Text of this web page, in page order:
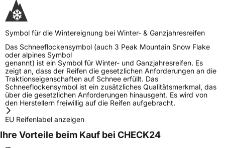
Symbol für die Wintereignung bei Winter- & Ganzjahresreifen
Das Schneeflockensymbol (auch 3 Peak Mountain Snow Flake
oder alpines Symbol
genannt) ist ein Symbol für Winter- und Ganzjahresreifen. Es
zeigt an, dass der Reifen die gesetzlichen Anforderungen an die
Traktionseigenschaften auf Schnee erfüllt. Das
Schneeflockensymbol ist ein zusätzliches Qualitätsmerkmal, das
über die gesetzlichen Anforderungen hinausgeht. Es wird von
den Herstellern freiwillig auf die Reifen aufgebracht.
EU Reifenlabel anzeigen
Ihre Vorteile beim Kauf bei CHECK24